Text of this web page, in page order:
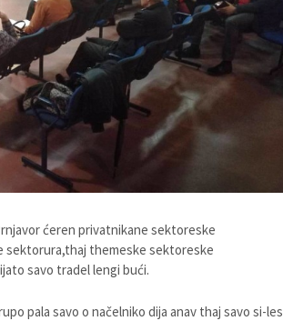
ćeren privatnikane sektoreske
sektorura,thaj themeske sektoreske
savo tradel lengi bući.
pala savo o načelniko dija anav thaj savo si-les